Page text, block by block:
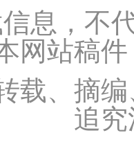
息，不
网站稿
载、摘
追